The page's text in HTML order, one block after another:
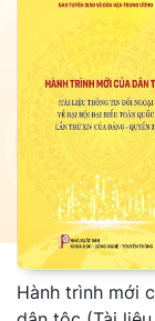
Hành trình mới